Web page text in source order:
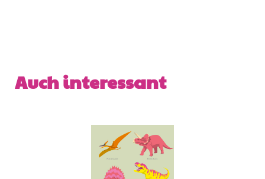
Produktgalerie überspringen
Auch interessant